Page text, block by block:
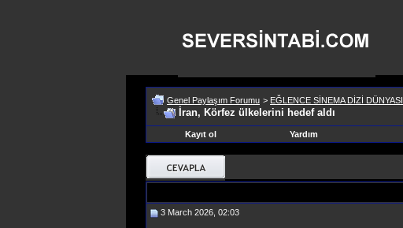
Genel Paylaşım Forumu > EĞLENCE SİNEMA DİZİ DÜNYASI
İran, Körfez ülkelerini hedef aldı
Kayıt ol
Yardım
3 March 2026, 02:03